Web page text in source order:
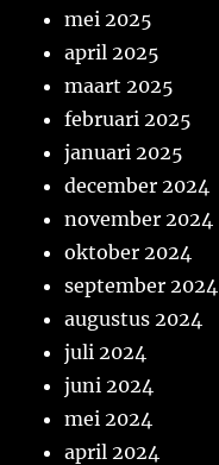
mei 2025
april 2025
maart 2025
februari 2025
januari 2025
december 2024
november 2024
oktober 2024
september 2024
augustus 2024
juli 2024
juni 2024
mei 2024
april 2024